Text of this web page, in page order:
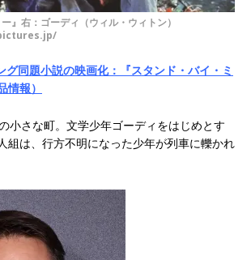
』右：ゴーディ（ウィル・ウィトン）
グ同題小説の映画化：『スタンド・バイ・ミ
報）
小さな町。文学少年ゴーディをはじめとす
組は、行方不明になった少年が列車に轢かれ